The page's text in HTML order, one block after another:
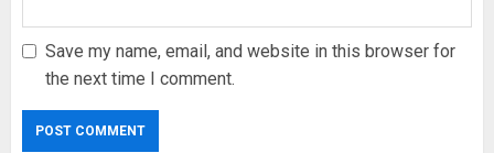
Save my name, email, and website in this browser for
the next time I comment.